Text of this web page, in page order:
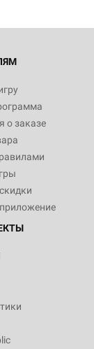
о заказе